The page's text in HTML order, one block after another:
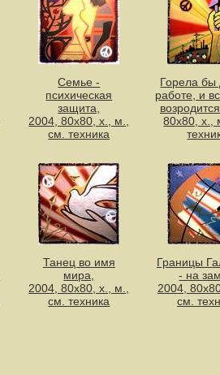
Семье -
психическая
защита,
2004, 80х80, х., м.,
см. техника
Горела бы
работе, и
80х80, х.,
Танец во имя
мира,
2004, 80х80, х., м.,
см. техника
Границы
- на
2004,
см.